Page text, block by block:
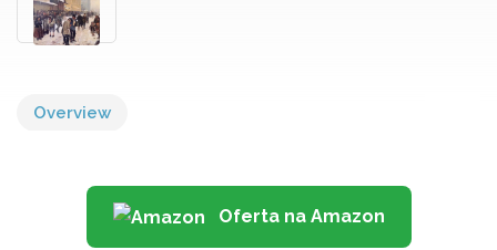
Overview
Oferta na Amazon